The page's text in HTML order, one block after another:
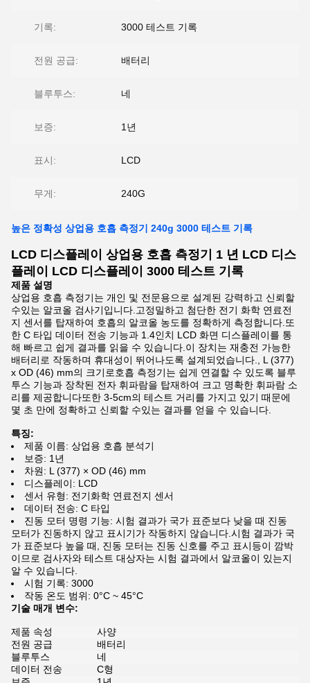
기록: 3000 테스트 기록
전원 공급: 배터리
블루투스: 네
보증: 1년
표시: LCD
무게: 240G
높은 정확성 상업용 호흡 측정기 240g 3000 테스트 기록
LCD 디스플레이 상업용 호흡 측정기 1 년 LCD 디스
플레이 LCD 디스플레이 3000 테스트 기록
제품 설명
상업용 호흡 측정기는 개인 및 전문용으로 설계된 강력하고 신뢰할
수있는 알코올 검사기입니다.고정밀하고 첨단한 전기 화학 연료전
지 센서를 탑재하여 호흡의 알코올 농도를 정확하게 측정합니다.또
한 C 타입 데이터 전송 기능과 1.4인치 LCD 화면 디스플레이를 통
해 빠르고 쉽게 결과를 읽을 수 있습니다.이 장치는 재충전 가능한
배터리로 작동하며 휴대성이 뛰어나도록 설계되었습니다., L (377)
x OD (46) mm의 크기로호흡 측정기는 쉽게 연결할 수 있도록 블루
투스 기능과 장착된 전자 휘파람을 탑재하여 크고 명확한 휘파람 소
리를 제공합니다또한 3-5cm의 테스트 거리를 가지고 있기 때문에
몇 초 만에 정확하고 신뢰할 수있는 결과를 얻을 수 있습니다.
특징:
제품 이름: 상업용 호흡 분석기
보증: 1년
차원: L (377) × OD (46) mm
디스플레이: LCD
센서 유형: 전기화학 연료전지 센서
데이터 전송: C 타입
진동 모터 명령 기능: 시험 결과가 국가 표준보다 낮을 때 진동
모터가 진동하지 않고 표시기가 작동하지 않습니다.시험 결과가 국
가 표준보다 높을 때, 진동 모터는 진동 신호를 주고 표시등이 깜박
이므로 검사자와 테스트 대상자는 시험 결과에서 알코올이 있는지
알 수 있습니다.
시험 기록: 3000
작동 온도 범위: 0°C ~ 45°C
기술 매개 변수:
제품 속성
사양
전원 공급
배터리
블루투스
네
데이터 전송
C형